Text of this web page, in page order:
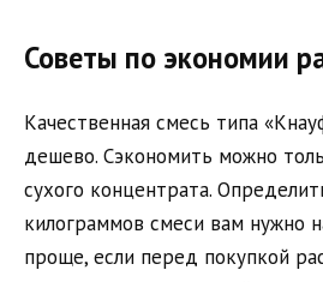
Советы по экономии
Качественная смесь типа
дешево. Сэкономить можно
сухого концентрата.
килограммов смеси вам нужно
проще, если перед покупкой